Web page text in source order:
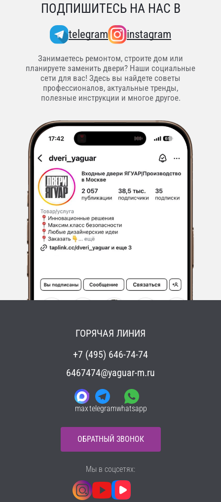
ПОДПИШИТЕСЬ НА НАС В
telegram instagram
Занимаетесь ремонтом, строите дом или
планируете заменить двери? Наши социальные
сети для вас! Здесь вы найдете советы
профессионалов, актуальные тренды,
полезные инструкции и многое другое.
ГОРЯЧАЯ ЛИНИЯ
+7 (495) 646-74-74
6467474@yaguar-m.ru
maxtelegramwhatsapp
ОБРАТНЫЙ ЗВОНОК
Мы в соцсетях: